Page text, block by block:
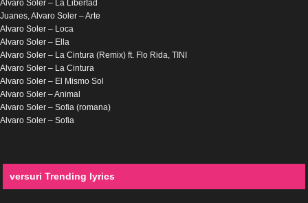
Alvaro Soler – La Libertad
Juanes, Alvaro Soler – Arte
Alvaro Soler – Loca
Alvaro Soler – Ella
Alvaro Soler – La Cintura (Remix) ft. Flo Rida, TINI
Alvaro Soler – La Cintura
Alvaro Soler – El Mismo Sol
Alvaro Soler – Animal
Alvaro Soler – Sofia (romana)
Alvaro Soler – Sofia
versuri Trending lyrics